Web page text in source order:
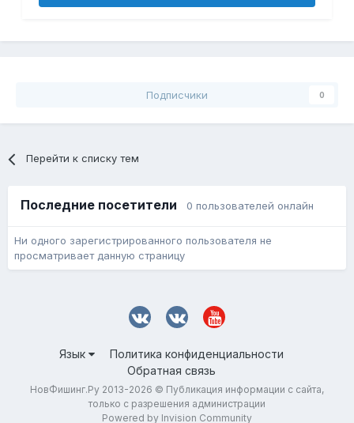
Подписчики 0
Перейти к списку тем
Последние посетители 0 пользователей онлайн
Ни одного зарегистрированного пользователя не
просматривает данную страницу
Язык
Политика конфиденциальности
Обратная связь
НовФишинг.Ру 2013-2026 © Публикация информации с сайта,
только с разрешения администрации
Powered by Invision Community